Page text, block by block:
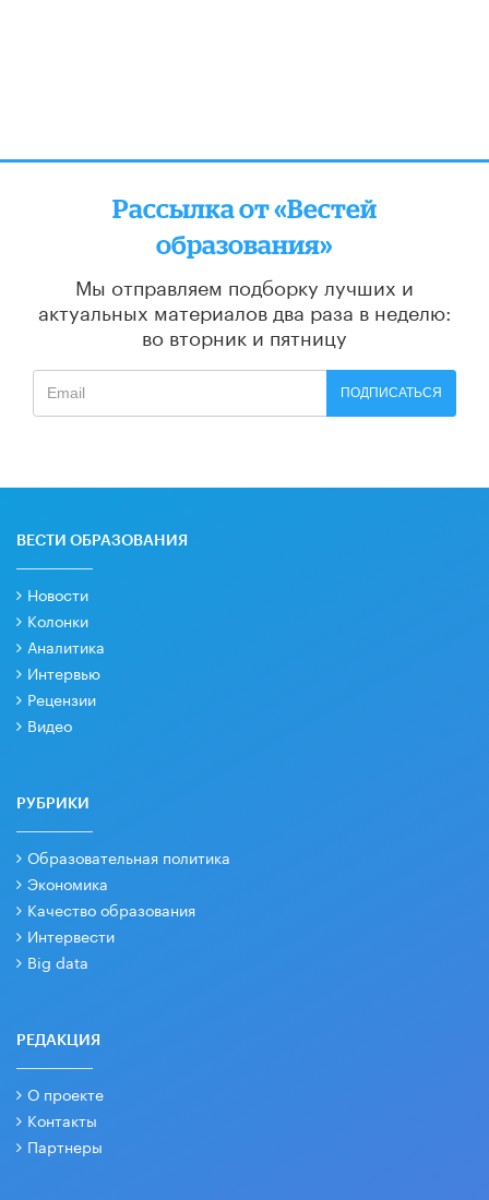
Рассылка от «Вестей
образования»
Мы отправляем подборку лучших и
актуальных материалов два раза в неделю:
во вторник и пятницу
ПОДПИСАТЬСЯ
ВЕСТИ ОБРАЗОВАНИЯ
Новости
Колонки
Аналитика
Интервью
Рецензии
Видео
РУБРИКИ
Образовательная политика
Экономика
Качество образования
Интервести
Big data
РЕДАКЦИЯ
О проекте
Контакты
Партнеры